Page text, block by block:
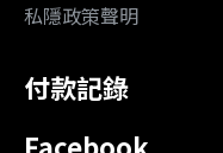
私隱政策聲明
付款記錄